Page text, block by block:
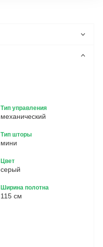
Тип управления
механический
Тип шторы
мини
Цвет
серый
Ширина полотна
115 см